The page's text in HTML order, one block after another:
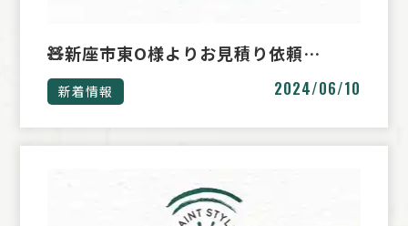
🧸新座市東O様よりお見積り依頼…
新着情報 2024/06/10